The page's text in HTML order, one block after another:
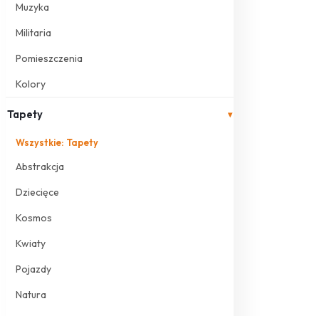
Muzyka
Militaria
Pomieszczenia
Kolory
Tapety ▾
Wszystkie: Tapety
Abstrakcja
Dziecięce
Kosmos
Kwiaty
Pojazdy
Natura